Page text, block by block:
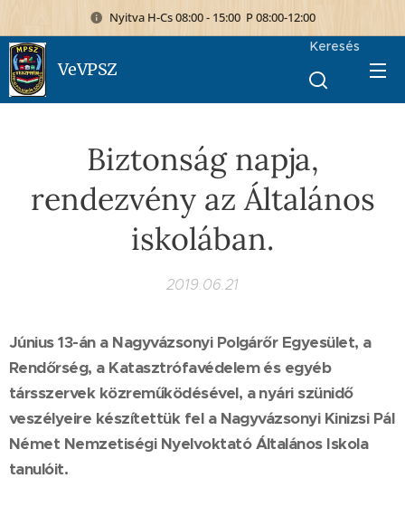
Nyitva H-Cs 08:00 - 15:00 P 08:00-12:00
VeVPSZ
Keresés
Biztonság napja,
rendezvény az Általános
iskolában.
2019.06.21
Június 13-án a Nagyvázsonyi Polgárőr Egyesület, a
Rendőrség, a Katasztrófavédelem és egyéb
társszervek közreműködésével, a nyári szünidő
veszélyeire készítettük fel a Nagyvázsonyi Kinizsi Pál
Német Nemzetiségi Nyelvoktató Általános Iskola
tanulóit.